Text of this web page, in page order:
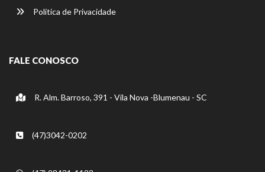
Política de Privacidade
FALE CONOSCO
R. Alm. Barroso, 391 - Vila Nova -Blumenau - SC
(47)3042-0202